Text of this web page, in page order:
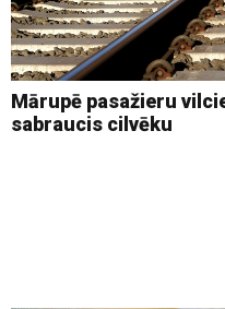
Mārupē pasažieru
sabraucis cilvēku